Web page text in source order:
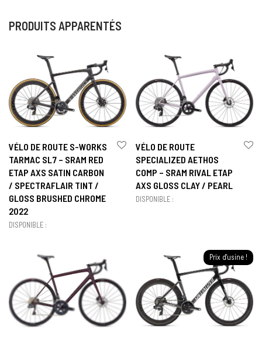
PRODUITS APPARENTÉS
VÉLO DE ROUTE S-WORKS
TARMAC SL7 – SRAM RED
ETAP AXS SATIN CARBON
/ SPECTRAFLAIR TINT /
GLOSS BRUSHED CHROME
2022
DISPONIBLE :
VÉLO DE ROUTE
SPECIALIZED AETHOS
COMP – SRAM RIVAL ETAP
AXS GLOSS CLAY / PEARL
DISPONIBLE :
Prix d'usine !